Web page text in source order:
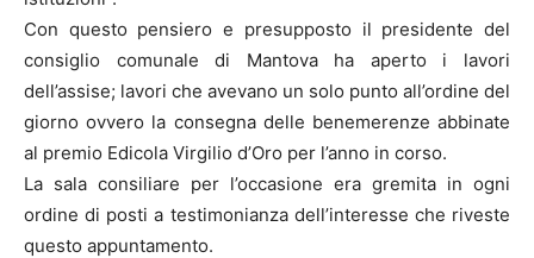
Con questo pensiero e presupposto il presidente del
consiglio comunale di Mantova ha aperto i lavori
dell’assise; lavori che avevano un solo punto all’ordine del
giorno ovvero la consegna delle benemerenze abbinate
al premio Edicola Virgilio d’Oro per l’anno in corso.
La sala consiliare per l’occasione era gremita in ogni
ordine di posti a testimonianza dell’interesse che riveste
questo appuntamento.